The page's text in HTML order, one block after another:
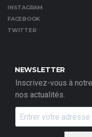
INSTAGRAM
FACEBOOK
TWITTER
NEWSLETTER
Inscrivez-vous à
nos actualités.